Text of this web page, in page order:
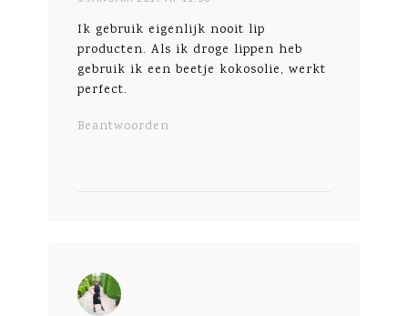
Ik gebruik eigenlijk nooit lip
producten. Als ik droge lippen heb
gebruik ik een beetje kokosolie, werkt
perfect.
Beantwoorden